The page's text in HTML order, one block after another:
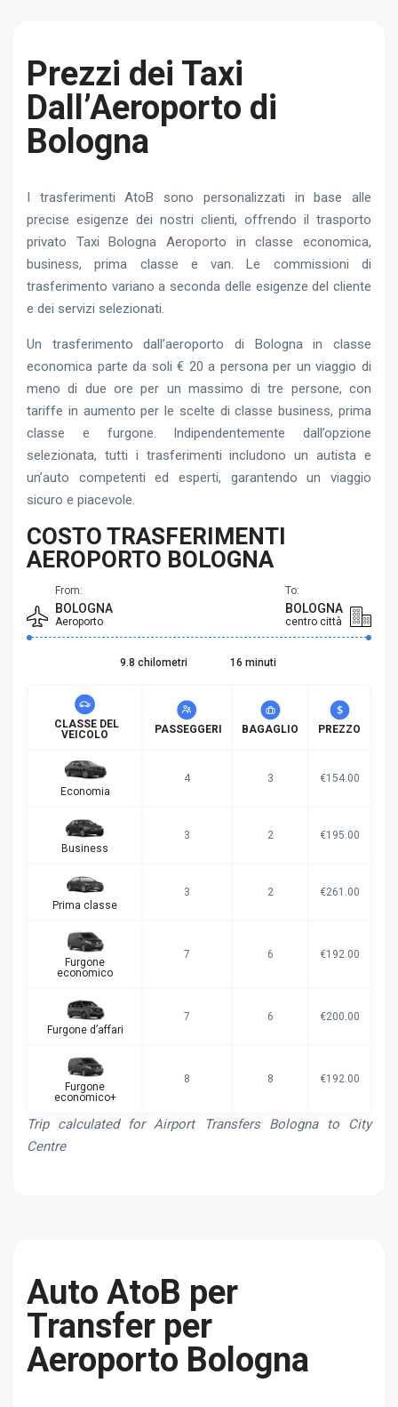
Prezzi dei Taxi
Dall’Aeroporto di
Bologna
I trasferimenti AtoB sono personalizzati in base alle
precise esigenze dei nostri clienti, offrendo il trasporto
privato Taxi Bologna Aeroporto in classe economica,
business, prima classe e van. Le commissioni di
trasferimento variano a seconda delle esigenze del cliente
e dei servizi selezionati.
Un trasferimento dall’aeroporto di Bologna in classe
economica parte da soli € 20 a persona per un viaggio di
meno di due ore per un massimo di tre persone, con
tariffe in aumento per le scelte di classe business, prima
classe e furgone. Indipendentemente dall’opzione
selezionata, tutti i trasferimenti includono un autista e
un’auto competenti ed esperti, garantendo un viaggio
sicuro e piacevole.
COSTO TRASFERIMENTI
AEROPORTO BOLOGNA
From:
BOLOGNA
Aeroporto
To:
BOLOGNA
centro città
9.8 chilometri 16 minuti
CLASSE DEL
VEICOLO
PASSEGGERI BAGAGLIO PREZZO
Economia
4 3 €154.00
Business
3 2 €195.00
Prima classe
3 2 €261.00
Furgone
economico
7 6 €192.00
Furgone d’affari
7 6 €200.00
Furgone
economico+
8 8 €192.00
Trip calculated for Airport Transfers Bologna to City
Centre
Auto AtoB per
Transfer per
Aeroporto Bologna